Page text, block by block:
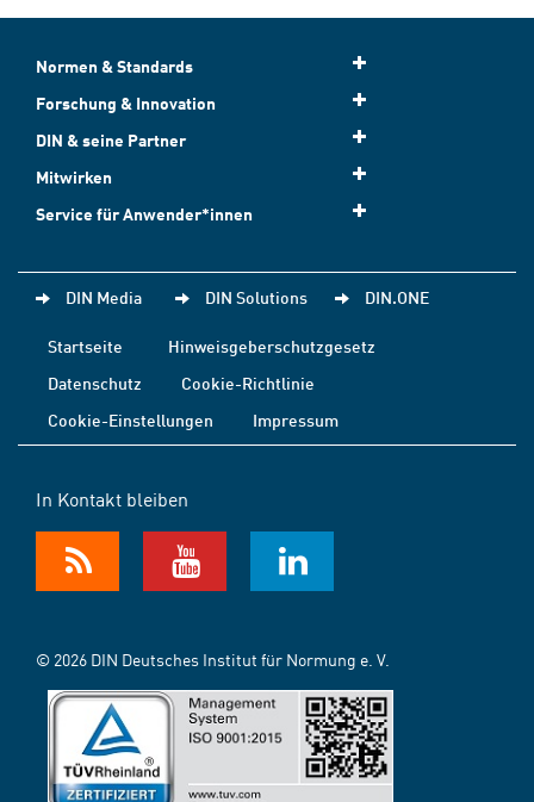
Normen & Standards
Forschung & Innovation
DIN & seine Partner
Mitwirken
Service für Anwender*innen
DIN Media DIN Solutions DIN.ONE
Startseite
Hinweisgeberschutzgesetz
Datenschutz
Cookie-Richtlinie
Cookie-Einstellungen
Impressum
In Kontakt bleiben
© 2026 DIN Deutsches Institut für Normung e. V.